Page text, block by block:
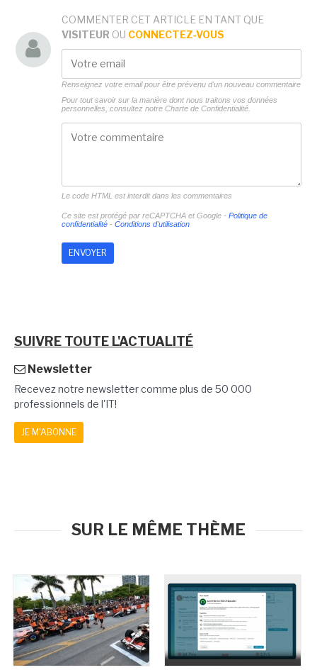
COMMENTER CET ARTICLE EN TANT QUE
VISITEUR OU CONNECTEZ-VOUS
Renseignez votre email pour être prévenu d'un nouveau commentaire
Pour tout savoir sur la manière dont nous traitons vos données
personnelles, consultez notre Charte de Confidentialité.
Le code HTML est interdit dans les commentaires
Ce site est protégé par reCAPTCHA et Google - Politique de
confidentialité- Conditions d'utilisation
SUIVRE TOUTE L'ACTUALITÉ
Newsletter
Recevez notre newsletter comme plus de 50 000
professionnels de l'IT!
JE M'ABONNE
SUR LE MÊME THÈME